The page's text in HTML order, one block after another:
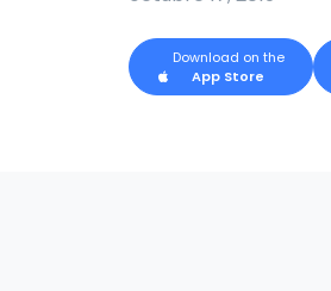
Download on the
App Store